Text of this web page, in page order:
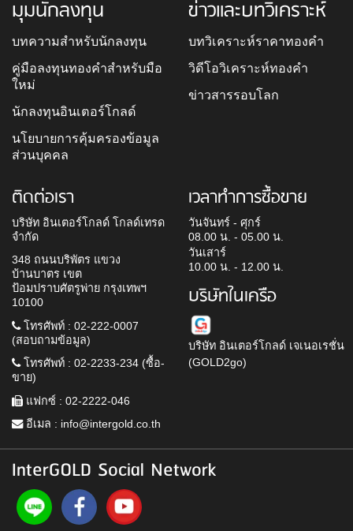
มุมนักลงทุน
บทความสำหรับนักลงทุน
คู่มือลงทุนทองคำสำหรับมือ
ใหม่
นักลงทุนอินเตอร์โกลด์
นโยบายการคุ้มครองข้อมูล
ส่วนบุคคล
ข่าวและบทวิเคราะห์
บทวิเคราะห์ราคาทองคำ
วิดีโอวิเคราะห์ทองคำ
ข่าวสารรอบโลก
ติดต่อเรา
บริษัท อินเตอร์โกลด์ โกลด์เทรด
จำกัด
348 ถนนบริพัตร แขวง
บ้านบาตร เขต
ป้อมปราบศัตรูพ่าย กรุงเทพฯ
10100
โทรศัพท์ : 02-222-0007
(สอบถามข้อมูล)
โทรศัพท์ : 02-2233-234 (ซื้อ-
ขาย)
แฟกซ์ : 02-2222-046
อีเมล : info@intergold.co.th
เวลาทำการซื้อขาย
วันจันทร์ - ศุกร์
08.00 น. - 05.00 น.
วันเสาร์
10.00 น. - 12.00 น.
บริษัทในเครือ
บริษัท อินเตอร์โกลด์ เจเนอเรชั่น
(GOLD2go)
InterGOLD Social Network